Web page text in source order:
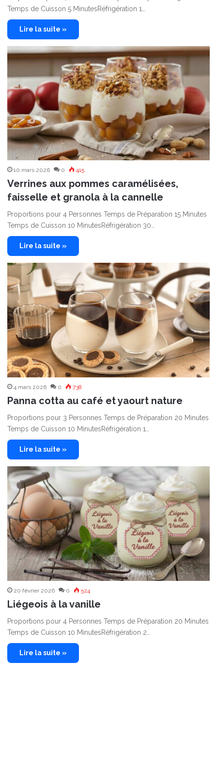
Temps de Cuisson 5 MinutesRéfrigération 1…
Lire la suite »
10 mars 2026 0 415
Verrines aux pommes caramélisées,
faisselle et granola à la cannelle
Proportions pour 4 Personnes Temps de Préparation 15 Minutes
Temps de Cuisson 10 MinutesRéfrigération 30…
Lire la suite »
4 mars 2026 0 738
Panna cotta au café et yaourt nature
Proportions pour 3 Personnes Temps de Préparation 20 Minutes
Temps de Cuisson 10 MinutesRéfrigération 1…
Lire la suite »
20 février 2026 0 524
Liégeois à la vanille
Proportions pour 4 Personnes Temps de Préparation 20 Minutes
Temps de Cuisson 10 MinutesRéfrigération 2…
Lire la suite »